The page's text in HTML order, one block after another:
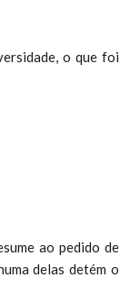
o que foi
ao pedido de
delas detém o